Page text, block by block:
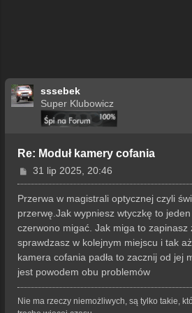
sssebek
Super Klubowicz
Re: Moduł kamery cofania
P
o
s
31 lip 2025, 20:46
Przerwa w magistrali optycznej czyli
przerwę.Jak wypniesz wtyczkę to
czerwono migać. Jak miga to zapinasz
sprawdzasz w kolejnym miejscu i tak
kamera cofania padła to zacznij od jej
jest powodem obu problemów
Nie ma rzeczy niemożliwych, są tylko takie,